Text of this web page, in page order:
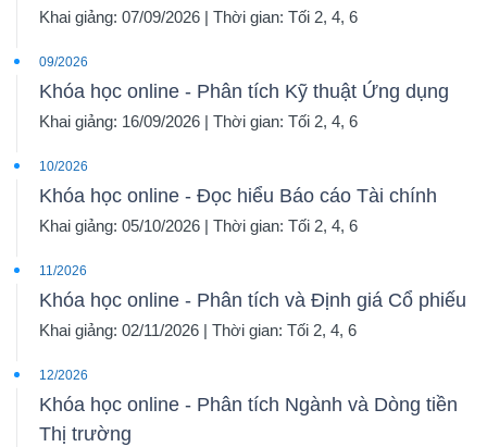
Khai giảng: 07/09/2026 | Thời gian: Tối 2, 4, 6
09/2026
Khóa học online - Phân tích Kỹ thuật Ứng dụng
Khai giảng: 16/09/2026 | Thời gian: Tối 2, 4, 6
10/2026
Khóa học online - Đọc hiểu Báo cáo Tài chính
Khai giảng: 05/10/2026 | Thời gian: Tối 2, 4, 6
11/2026
Khóa học online - Phân tích và Định giá Cổ phiếu
Khai giảng: 02/11/2026 | Thời gian: Tối 2, 4, 6
12/2026
Khóa học online - Phân tích Ngành và Dòng tiền
Thị trường